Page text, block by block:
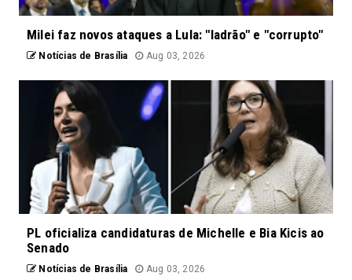
Milei faz novos ataques a Lula: "ladrão" e "corrupto"
Notícias de Brasília Aug 03, 2026
PL oficializa candidaturas de Michelle e Bia Kicis ao
Senado
Notícias de Brasília Aug 03, 2026